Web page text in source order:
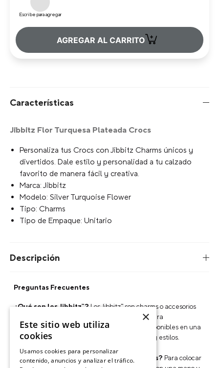
Escribe para agregar
AGREGAR AL CARRITO +
Características
Jibbitz Flor Turquesa Plateada Crocs
Personaliza tus Crocs con Jibbitz Charms únicos y
divertidos. Dale estilo y personalidad a tu calzado
favorito de manera fácil y creativa.
Marca: Jibbitz
Modelo: Silver Turquoise Flower
Tipo: Charms
Tipo de Empaque: Unitario
Descripción
Preguntas Frecuentes
¿Qué son los Jibbitz™?Los Jibbitz™ son charms o accesorios
decorativos que puedes colocar en tus Crocs para
personalizarlos y crear un look único. Están disponibles en una
gran variedad de colores, personajes, símbolos y estilos.
¿Cómo poner los Jibbitz™ en calzado Crocs? Para colocar
×
Este sitio web utiliza
cookies
Usamos cookies para personalizar
contenido, anuncios y analizar el tráfico.